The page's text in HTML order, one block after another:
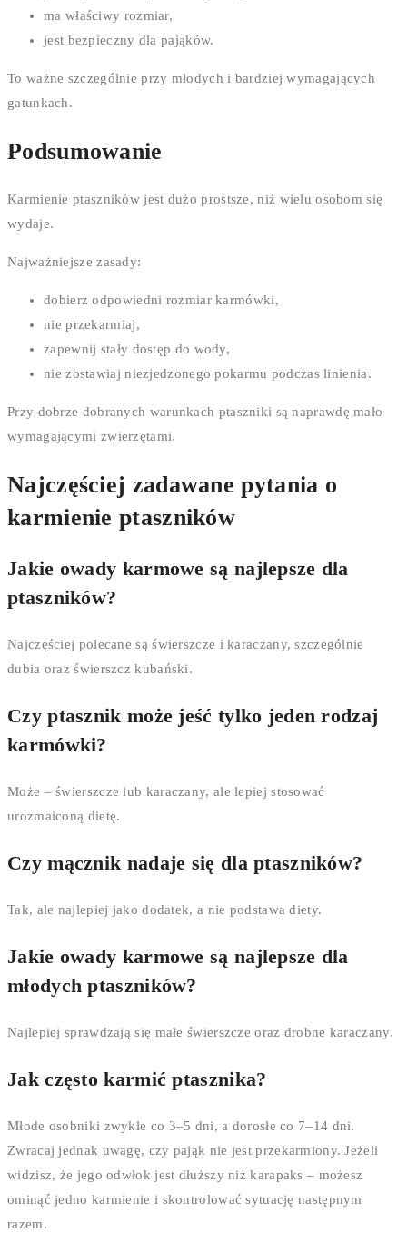
ma właściwy rozmiar,
jest bezpieczny dla pająków.
To ważne szczególnie przy młodych i bardziej wymagających
gatunkach.
Podsumowanie
Karmienie ptaszników jest dużo prostsze, niż wielu osobom się
wydaje.
Najważniejsze zasady:
dobierz odpowiedni rozmiar karmówki,
nie przekarmiaj,
zapewnij stały dostęp do wody,
nie zostawiaj niezjedzonego pokarmu podczas linienia.
Przy dobrze dobranych warunkach ptaszniki są naprawdę mało
wymagającymi zwierzętami.
Najczęściej zadawane pytania o
karmienie ptaszników
Jakie owady karmowe są najlepsze dla
ptaszników?
Najczęściej polecane są świerszcze i karaczany, szczególnie
dubia oraz świerszcz kubański.
Czy ptasznik może jeść tylko jeden rodzaj
karmówki?
Może – świerszcze lub karaczany, ale lepiej stosować
urozmaiconą dietę.
Czy mącznik nadaje się dla ptaszników?
Tak, ale najlepiej jako dodatek, a nie podstawa diety.
Jakie owady karmowe są najlepsze dla
młodych ptaszników?
Najlepiej sprawdzają się małe świerszcze oraz drobne karaczany.
Jak często karmić ptasznika?
Młode osobniki zwykle co 3–5 dni, a dorosłe co 7–14 dni.
Zwracaj jednak uwagę, czy pająk nie jest przekarmiony. Jeżeli
widzisz, że jego odwłok jest dłuższy niż karapaks – możesz
ominąć jedno karmienie i skontrolować sytuację następnym
razem.